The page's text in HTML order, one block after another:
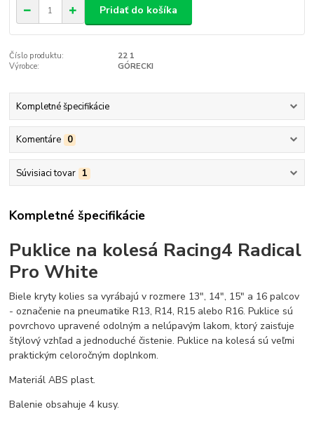
Pridať do košíka
Číslo produktu:
22 1
Výrobce:
GÓRECKI
Kompletné špecifikácie
Komentáre 0
Súvisiaci tovar 1
Kompletné špecifikácie
Puklice na kolesá Racing4 Radical
Pro White
Biele kryty kolies sa vyrábajú v rozmere 13", 14", 15" a 16 palcov
- označenie na pneumatike R13, R14, R15 alebo R16. Puklice sú
povrchovo upravené odolným a nelúpavým lakom, ktorý zaisťuje
štýlový vzhľad a jednoduché čistenie. Puklice na kolesá sú veľmi
praktickým celoročným doplnkom.
Materiál ABS plast.
Balenie obsahuje 4 kusy.